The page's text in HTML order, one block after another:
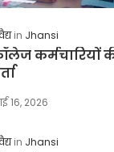
Jhansi
कर्मचारियों
16, 2026
Jhansi